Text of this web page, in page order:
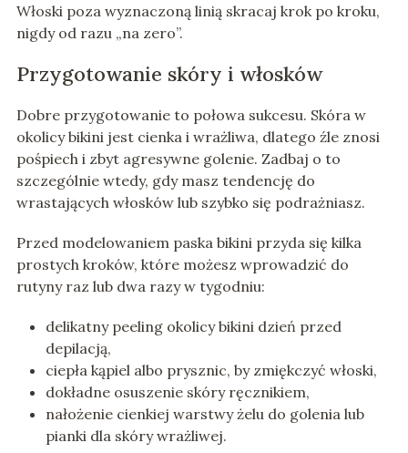
Włoski poza wyznaczoną linią skracaj krok po kroku,
nigdy od razu „na zero”.
Przygotowanie skóry i włosków
Dobre przygotowanie to połowa sukcesu. Skóra w
okolicy bikini jest cienka i wrażliwa, dlatego źle znosi
pośpiech i zbyt agresywne golenie. Zadbaj o to
szczególnie wtedy, gdy masz tendencję do
wrastających włosków lub szybko się podrażniasz.
Przed modelowaniem paska bikini przyda się kilka
prostych kroków, które możesz wprowadzić do
rutyny raz lub dwa razy w tygodniu:
delikatny peeling okolicy bikini dzień przed
depilacją,
ciepła kąpiel albo prysznic, by zmiękczyć włoski,
dokładne osuszenie skóry ręcznikiem,
nałożenie cienkiej warstwy żelu do golenia lub
pianki dla skóry wrażliwej.